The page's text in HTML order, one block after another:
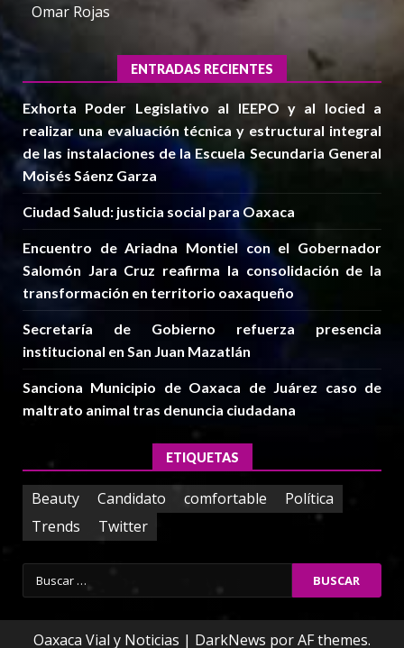
Omar Rojas
ENTRADAS RECIENTES
Exhorta Poder Legislativo al IEEPO y al Iocied a
realizar una evaluación técnica y estructural integral
de las instalaciones de la Escuela Secundaria General
Moisés Sáenz Garza
Ciudad Salud: justicia social para Oaxaca
Encuentro de Ariadna Montiel con el Gobernador
Salomón Jara Cruz reafirma la consolidación de la
transformación en territorio oaxaqueño
Secretaría de Gobierno refuerza presencia
institucional en San Juan Mazatlán
Sanciona Municipio de Oaxaca de Juárez caso de
maltrato animal tras denuncia ciudadana
ETIQUETAS
Beauty Candidato comfortable
Política
Trends
Twitter
Buscar:
Oaxaca Vial y Noticias | DarkNews por AF themes.